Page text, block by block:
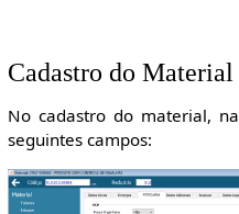
Cadastro do Material
No cadastro do material, na
seguintes campos: